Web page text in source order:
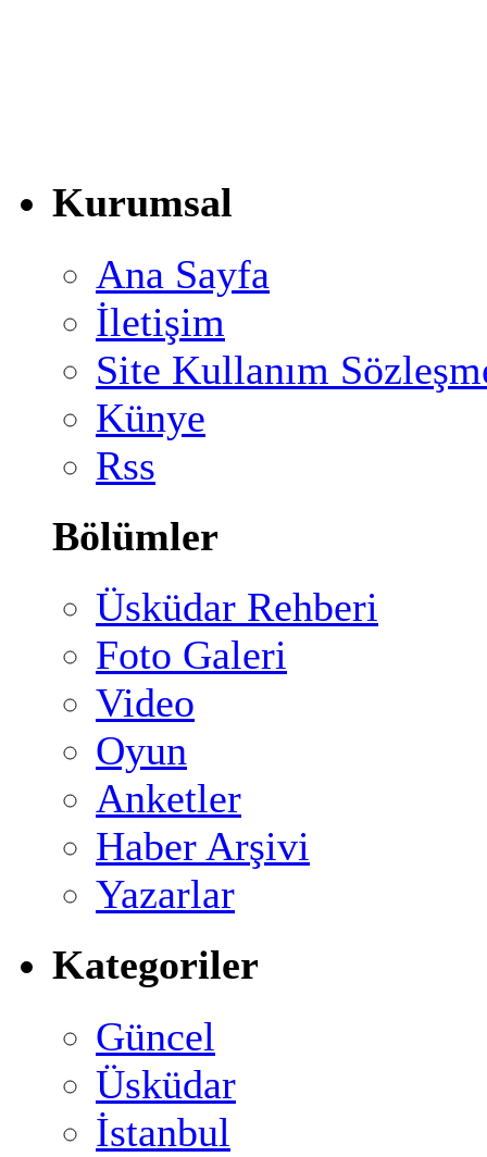
Kurumsal
Ana Sayfa
İletişim
Site Kullanım
Künye
Rss
Bölümler
Üsküdar Rehberi
Foto Galeri
Video
Oyun
Anketler
Haber Arşivi
Yazarlar
Kategoriler
Güncel
Üsküdar
İstanbul